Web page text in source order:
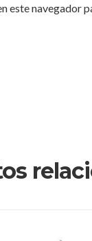
este navegador